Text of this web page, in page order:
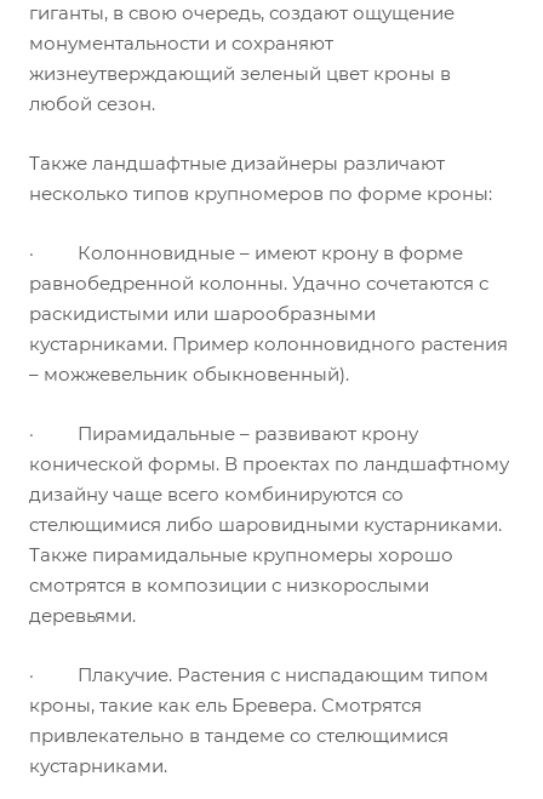
гиганты, в свою очередь, создают ощущение
монументальности и сохраняют
жизнеутверждающий зеленый цвет кроны в
любой сезон.
Также ландшафтные дизайнеры различают
несколько типов крупномеров по форме кроны:
· Колонновидные – имеют крону в форме
равнобедренной колонны. Удачно сочетаются с
раскидистыми или шарообразными
кустарниками. Пример колонновидного растения
– можжевельник обыкновенный).
· Пирамидальные – развивают крону
конической формы. В проектах по ландшафтному
дизайну чаще всего комбинируются со
стелющимися либо шаровидными кустарниками.
Также пирамидальные крупномеры хорошо
смотрятся в композиции с низкорослыми
деревьями.
· Плакучие. Растения с ниспадающим типом
кроны, такие как ель Бревера. Смотрятся
привлекательно в тандеме со стелющимися
кустарниками.